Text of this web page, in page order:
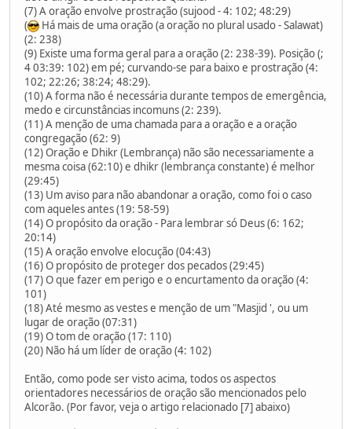
(7) A oração envolve prostração (sujood - 4: 102; 48:29)
(
Há mais de uma oração (a oração no plural usado - Salawat)
(2: 238)
(9) Existe uma forma geral para a oração (2: 238-39). Posição (;
4 03:39: 102) em pé; curvando-se para baixo e prostração (4:
102; 22:26; 38:24; 48:29).
(10) A forma não é necessária durante tempos de emergência,
medo e circunstâncias incomuns (2: 239).
(11) A menção de uma chamada para a oração e a oração
congregação (62: 9)
(12) Oração e Dhikr (Lembrança) não são necessariamente a
mesma coisa (62:10) e dhikr (lembrança constante) é melhor
(29:45)
(13) Um aviso para não abandonar a oração, como foi o caso
com aqueles antes (19: 58-59)
(14) O propósito da oração - Para lembrar só Deus (6: 162;
20:14)
(15) A oração envolve elocução (04:43)
(16) O propósito de proteger dos pecados (29:45)
(17) O que fazer em perigo e o encurtamento da oração (4:
101)
(18) Até mesmo as vestes e menção de um "Masjid ', ou um
lugar de oração (07:31)
(19) O tom de oração (17: 110)
(20) Não há um líder de oração (4: 102)
Então, como pode ser visto acima, todos os aspectos
orientadores necessários de oração são mencionados pelo
Alcorão. (Por favor, veja o artigo relacionado [7] abaixo)